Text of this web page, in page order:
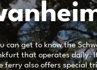
can get to know the
that operates daily.
ferry also offers special